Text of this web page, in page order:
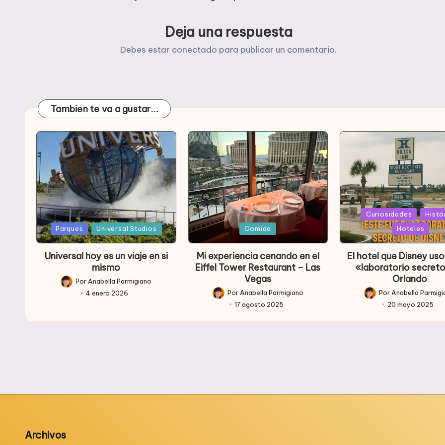
Deja una respuesta
Debes estar conectado para publicar un comentario.
Tambien te va a gustar…
Publicada
en
Parques Universal Studios
Universal hoy es un viaje en si
mismo
Publicado
Por Anabella Parmigiano
4 enero 2026
Publicada
en
Comida
Mi experiencia cenando en el
Eiffel Tower Restaurant – Las
Vegas
Publicado
Por Anabella Parmigiano
17 agosto 2025
Publicada
en
Curiosidades
Hoteles
El hotel que Disney
«laboratorio
Orlando
Publicado
Por Anabella
20 mayo 2025
Archivos